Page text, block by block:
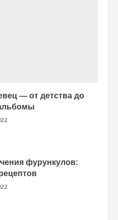
— от детства до
фурункулов: